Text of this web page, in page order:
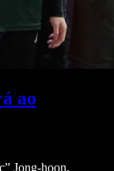
ao
Jong-hoon,